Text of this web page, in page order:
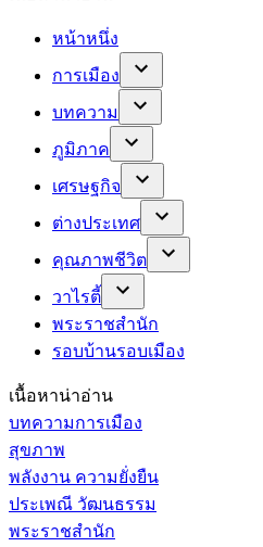
หน้าหนึ่ง
การเมือง
บทความ
ภูมิภาค
เศรษฐกิจ
ต่างประเทศ
คุณภาพชีวิต
วาไรตี้
พระราชสำนัก
รอบบ้านรอบเมือง
เนื้อหาน่าอ่าน
บทความการเมือง
สุขภาพ
พลังงาน ความยั่งยืน
ประเพณี วัฒนธรรม
พระราชสำนัก